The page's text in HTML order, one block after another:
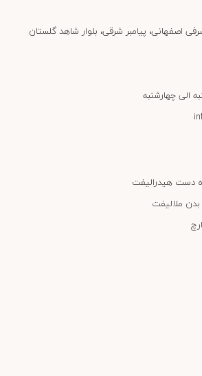
اصفهانی، پیامبر شرقی، بلوار شاهد گلستان
الی چهارشنبه
دست هیدرالیفت
ملالیفت